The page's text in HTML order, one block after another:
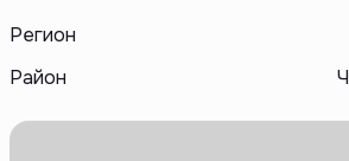
Регион
Район